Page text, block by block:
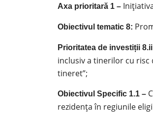
Axa prioritară 1 –
Obiectivul tematic 8:
Prioritatea de investiții
inclusiv a tinerilor cu risc
tineret”;
Obiectivul Specific 1.1 –
rezidența în regiunile